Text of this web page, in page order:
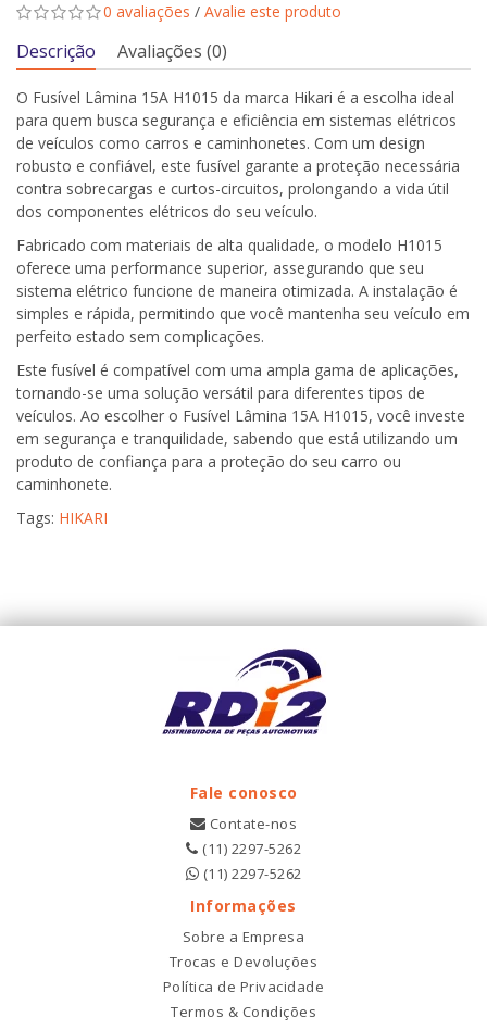
0 avaliações / Avalie este produto
Descrição Avaliações (0)
O Fusível Lâmina 15A H1015 da marca Hikari é a escolha ideal
para quem busca segurança e eficiência em sistemas elétricos
de veículos como carros e caminhonetes. Com um design
robusto e confiável, este fusível garante a proteção necessária
contra sobrecargas e curtos-circuitos, prolongando a vida útil
dos componentes elétricos do seu veículo.
Fabricado com materiais de alta qualidade, o modelo H1015
oferece uma performance superior, assegurando que seu
sistema elétrico funcione de maneira otimizada. A instalação é
simples e rápida, permitindo que você mantenha seu veículo em
perfeito estado sem complicações.
Este fusível é compatível com uma ampla gama de aplicações,
tornando-se uma solução versátil para diferentes tipos de
veículos. Ao escolher o Fusível Lâmina 15A H1015, você investe
em segurança e tranquilidade, sabendo que está utilizando um
produto de confiança para a proteção do seu carro ou
caminhonete.
Tags: HIKARI
Fale conosco
Contate-nos
(11) 2297-5262
(11) 2297-5262
Informações
Sobre a Empresa
Trocas e Devoluções
Política de Privacidade
Termos & Condições